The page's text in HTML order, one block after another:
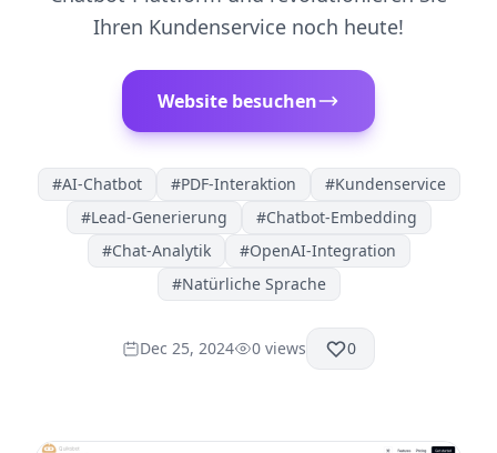
Ihren Kundenservice noch heute!
Website besuchen
#AI-Chatbot #PDF-Interaktion #Kundenservice
#Lead-Generierung #Chatbot-Embedding
#Chat-Analytik #OpenAI-Integration
#Natürliche Sprache
Dec 25, 2024 0 views 0